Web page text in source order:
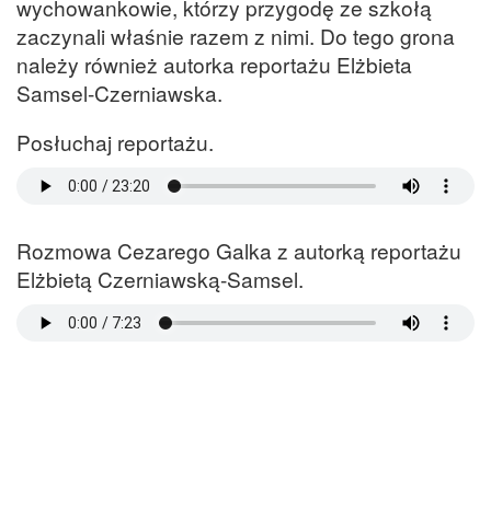
wychowankowie, którzy przygodę ze szkołą
zaczynali właśnie razem z nimi. Do tego grona
należy również autorka reportażu Elżbieta
Samsel-Czerniawska.
Posłuchaj reportażu.
Rozmowa Cezarego Galka z autorką reportażu
Elżbietą Czerniawską-Samsel.